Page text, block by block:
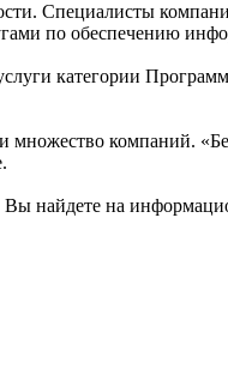
Специалисты
по обеспечению
категории
компаний.
найдете на